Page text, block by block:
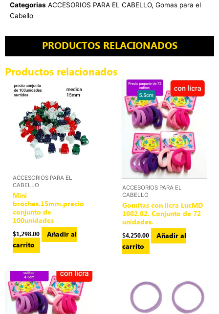
Categorias ACCESORIOS PARA EL CABELLO, Gomas para el
Cabello
PRODUCTOS RELACIONADOS
Productos relacionados
ACCESORIOS PARA EL
CABELLO
Mini
broches.15mm.precio
conjunto de
100unidades
$1,298.00
Añadir al
carrito
ACCESORIOS PARA EL
CABELLO
Gomitas con licra LucMD
1002.02. Conjunto de 72
unidades.
$4,250.00
Añadir al
carrito